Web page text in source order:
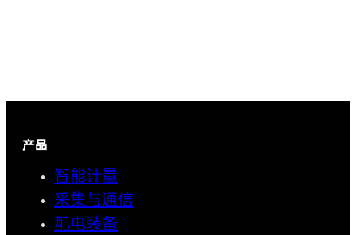
产品
智能计量
采集与通信
配电装备